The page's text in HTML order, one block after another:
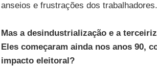
anseios e frustrações dos trabalhadores.
Mas a desindustrialização e a
Eles começaram ainda nos anos 90,
impacto eleitoral?